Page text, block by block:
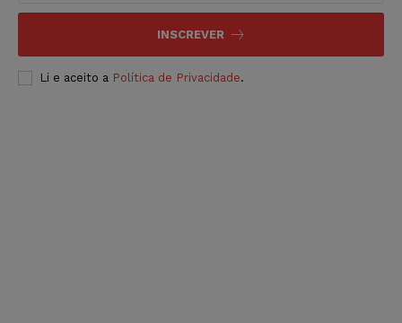
INSCREVER
Li e aceito a Política de Privacidade.